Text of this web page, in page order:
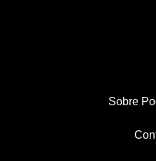
Sobre